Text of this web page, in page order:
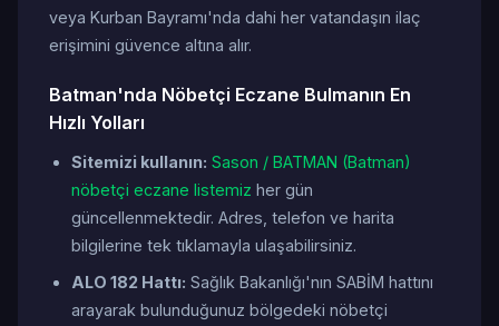
veya Kurban Bayramı'nda dahi her vatandaşın ilaç
erişimini güvence altına alır.
Batman'nda Nöbetçi Eczane Bulmanın En
Hızlı Yolları
Sitemizi kullanın: Sason / BATMAN (Batman)
nöbetçi eczane listemiz her gün
güncellenmektedir. Adres, telefon ve harita
bilgilerine tek tıklamayla ulaşabilirsiniz.
ALO 182 Hattı: Sağlık Bakanlığı'nın SABİM hattını
arayarak bulunduğunuz bölgedeki nöbetçi